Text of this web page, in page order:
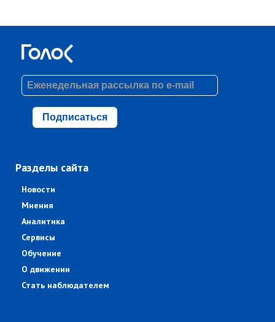
Подписаться
Разделы сайта
Новости
Мнения
Аналитика
Сервисы
Обучение
О движении
Стать наблюдателем